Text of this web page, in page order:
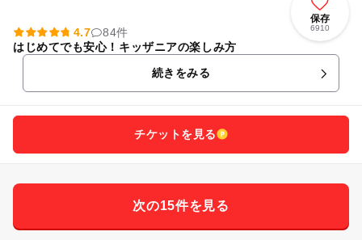
保存
6910
4.7
84件
はじめてでも安心！キッザニアの楽しみ方
続きをみる
チケットを見る
次の15件を見る